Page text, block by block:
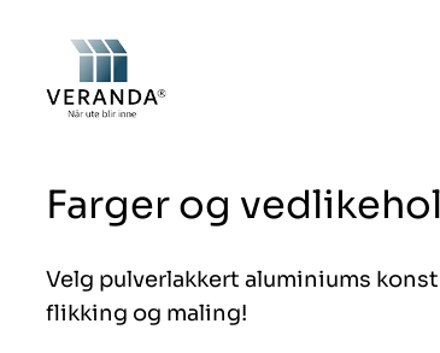
innhold
Farger og
Velg pulverlakkert aluminiums
flikking og maling!